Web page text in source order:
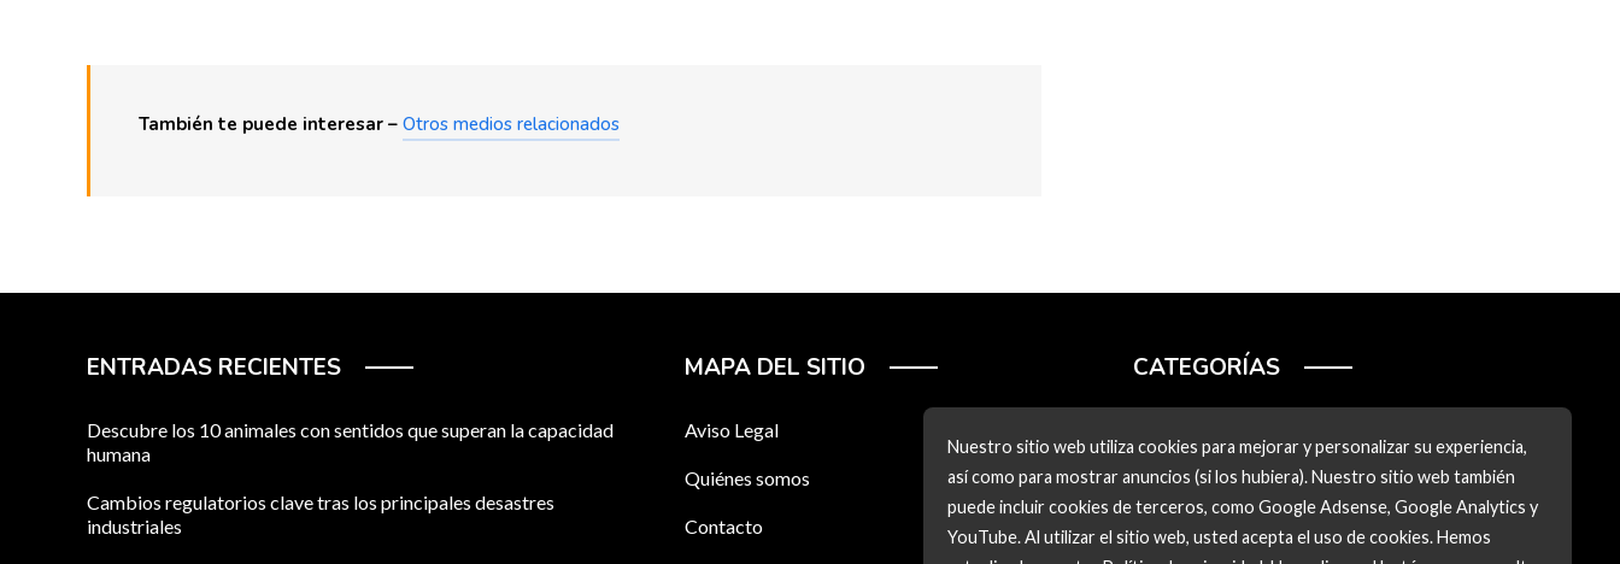
Nuestro sitio web utiliza cookies para mejorar y personalizar su experiencia,
así como para mostrar anuncios (si los hubiera). Nuestro sitio web también
puede incluir cookies de terceros, como Google Adsense, Google Analytics y
YouTube. Al utilizar el sitio web, usted acepta el uso de cookies. Hemos
También te puede interesar – Otros medios relacionados
ENTRADAS RECIENTES
Descubre los 10 animales con sentidos que superan la capacidad
humana
Cambios regulatorios clave tras los principales desastres
industriales
MAPA DEL SITIO
Aviso Legal
Quiénes somos
Contacto
CATEGORÍAS
Cultura y ocio
Inversiones y negocios